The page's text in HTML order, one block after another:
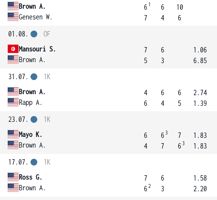
Brown A.
Genesen W.
6 1
7
6
4
10
6
01.08.
Mansouri S.
Brown A.
OF
7
5
6
3
1.06
6.85
31.07.
Brown A.
Rapp A.
1K
4
6
6
4
6
5
2.74
1.39
23.07.
Mayo K.
Brown A.
1K
6
4
6 3
7
7
6 3
1.83
1.83
17.07.
Ross G.
Brown A.
1K
7
62
6
3
1.58
2.20